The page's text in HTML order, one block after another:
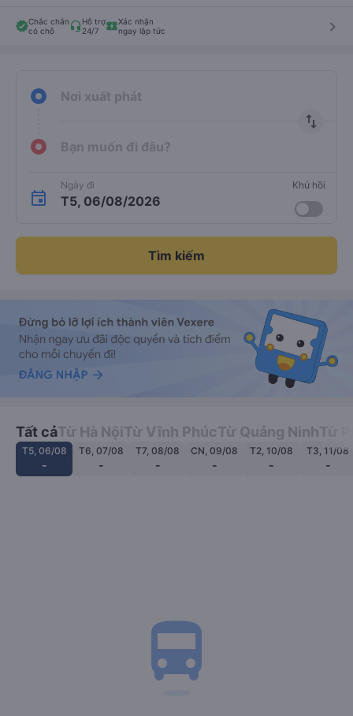
Chắc chắn
có chỗ
Hỗ trợ
24/7
Xác nhận
ngay lập tức
keyboard_arrow_right
Nơi xuất phát
import_export
Bạn muốn đi đâu?
Ngày đi
T5, 06/08/2026
Khứ hồi
Tìm kiếm
Tất cảTừ Hà NộiTừ Vĩnh PhúcTừ Quảng NinhTừ
T5, 06/08
-
T6, 07/08
-
T7, 08/08
-
CN, 09/08
-
T2, 10/08
-
T3, 11/08
-
directions_bus